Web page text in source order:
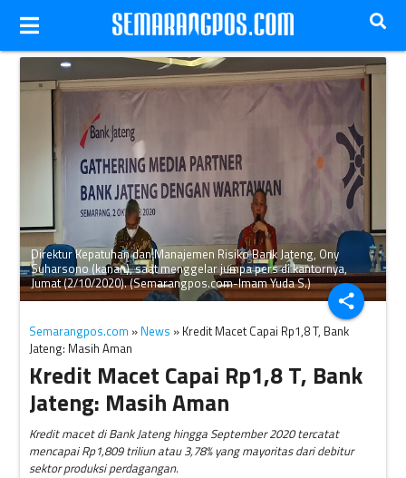
share
Direktur Kepatuhan dan Manajemen Risiko Bank Jateng, Ony
Suharsono (kanan), saat menggelar jumpa pers di kantornya,
Jumat (2/10/2020). (Semarangpos.com-Imam Yuda S.)
Semarangpos.com » News » Kredit Macet Capai Rp1,8 T, Bank
Jateng: Masih Aman
Kredit Macet Capai Rp1,8 T, Bank
Jateng: Masih Aman
Kredit macet di Bank Jateng hingga September 2020 tercatat
mencapai Rp1,809 triliun atau 3,78% yang mayoritas dari debitur
sektor produksi perdagangan.